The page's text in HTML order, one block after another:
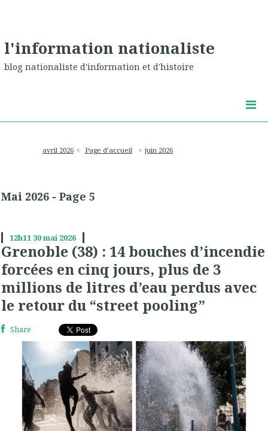
l'information nationaliste
blog nationaliste d'information et d'histoire
avril 2026 Page d'accueil juin 2026
Mai 2026 - Page 5
12h11 30mai 2026
Grenoble (38) : 14 bouches d’incendie
forcées en cinq jours, plus de 3
millions de litres d’eau perdus avec
le retour du “street pooling”
Share